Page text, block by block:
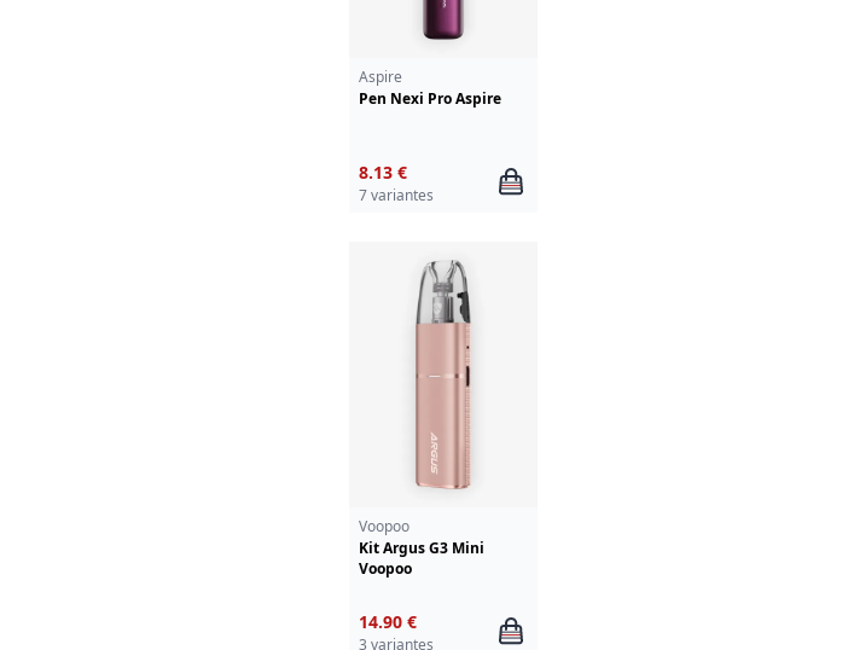
Aspire
Pen Nexi Pro Aspire
8.13 €
7 variantes
Voopoo
Kit Argus G3 Mini
Voopoo
14.90 €
3 variantes